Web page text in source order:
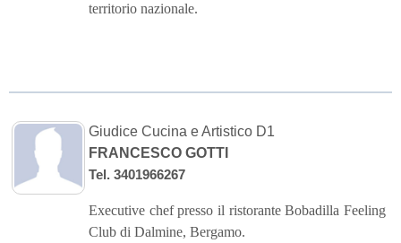
territorio nazionale.
Giudice Cucina e Artistico D1
FRANCESCO GOTTI
Tel. 3401966267
Executive chef presso il ristorante Bobadilla Feeling
Club di Dalmine, Bergamo.